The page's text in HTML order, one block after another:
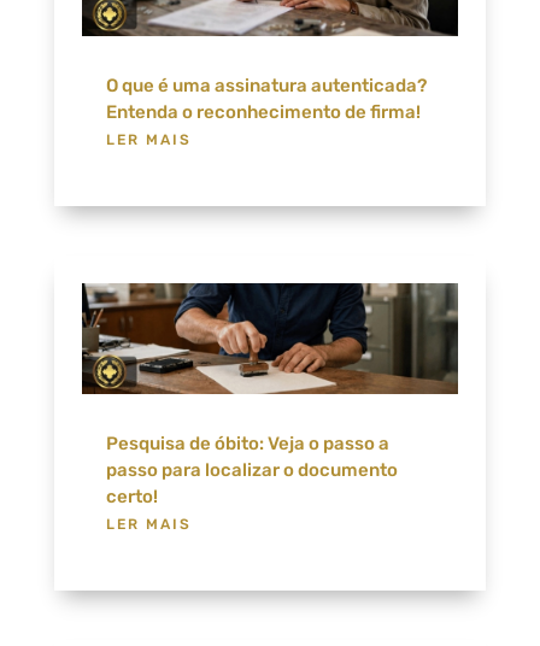
O que é uma assinatura autenticada?
Entenda o reconhecimento de firma!
LER MAIS
Pesquisa de óbito: Veja o passo a
passo para localizar o documento
certo!
LER MAIS